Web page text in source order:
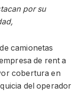
por su
camionetas
de rent a
cobertura en
del operador